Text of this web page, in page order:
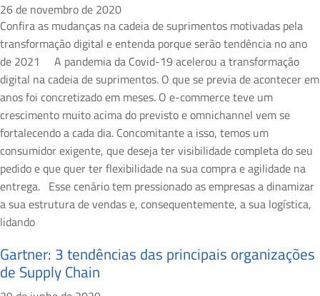
26 de novembro de 2020
Confira as mudanças na cadeia de suprimentos motivadas pela
transformação digital e entenda porque serão tendência no ano
de 2021 A pandemia da Covid-19 acelerou a transformação
digital na cadeia de suprimentos. O que se previa de acontecer em
anos foi concretizado em meses. O e-commerce teve um
crescimento muito acima do previsto e omnichannel vem se
fortalecendo a cada dia. Concomitante a isso, temos um
consumidor exigente, que deseja ter visibilidade completa do seu
pedido e que quer ter flexibilidade na sua compra e agilidade na
entrega. Esse cenário tem pressionado as empresas a dinamizar
a sua estrutura de vendas e, consequentemente, a sua logística,
lidando
Gartner: 3 tendências das principais organizações
de Supply Chain